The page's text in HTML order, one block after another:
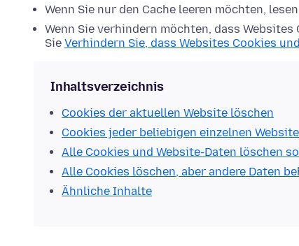
Wenn Sie nur den Cache leeren möchten,
Wenn Sie verhindern möchten, dass
Sie Verhindern Sie, dass Websites Cookies
Inhaltsverzeichnis
Cookies der aktuellen Website löschen
Cookies jeder beliebigen einzelnen
Alle Cookies und Website-Daten löschen
Alle Cookies löschen, aber andere Daten
Ähnliche Inhalte